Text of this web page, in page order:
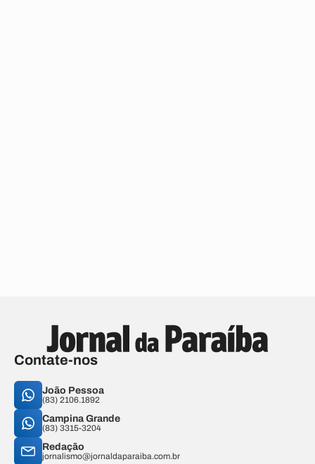
Contate-nos
João Pessoa
(83) 2106.1892
Campina Grande
(83) 3315-3204
Redação
jornalismo@jornaldaparaiba.com.br